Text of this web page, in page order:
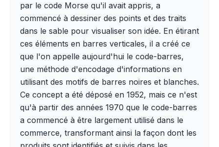
par le code Morse qu'il avait appris, a
commencé à dessiner des points et des traits
dans le sable pour visualiser son idée. En étirant
ces éléments en barres verticales, il a créé ce
que l'on appelle aujourd'hui le code-barres,
une méthode d'encodage d'informations en
utilisant des motifs de barres noires et blanches.
Ce concept a été déposé en 1952, mais ce n'est
qu'à partir des années 1970 que le code-barres
a commencé à être largement utilisé dans le
commerce, transformant ainsi la façon dont les